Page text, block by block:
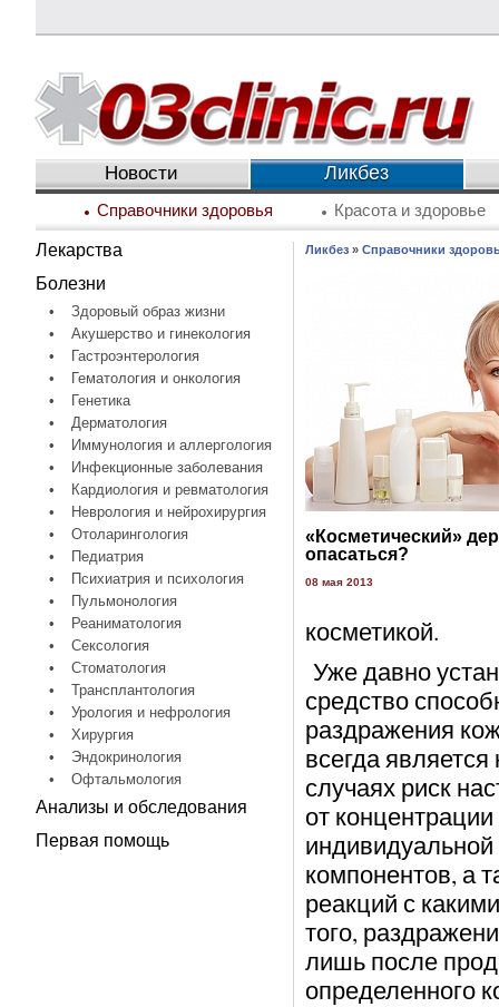
Новости Ликбез
Справочники здоровья Красота и здоровье
Лекарства
Болезни
•
Здоровый образ жизни
•
Акушерство и гинекология
•
Гастроэнтерология
•
Гематология и онкология
•
Генетика
•
Дерматология
•
Иммунология и аллергология
•
Инфекционные заболевания
•
Кардиология и ревматология
•
Неврология и нейрохирургия
•
Отоларингология
•
Педиатрия
•
Психиатрия и психология
•
Пульмонология
•
Реаниматология
•
Сексология
•
Стоматология
•
Трансплантология
•
Урология и нефрология
•
Хирургия
•
Эндокринология
•
Офтальмология
Анализы и обследования
Первая помощь
Ликбез» Справочники
«Косметический»
опасаться?
08 мая 2013
косметикой.
Уже давно
средство
раздражения
всегда
случаях риск
от
компонентов, а
реакций с
того,
лишь после
определенного